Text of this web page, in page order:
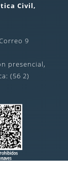
Civil,
9
presencial,
(56 2)